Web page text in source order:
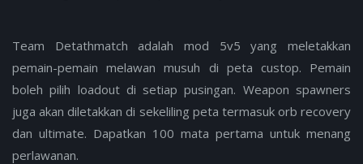
Team Detathmatch adalah mod 5v5 yang meletakkan
pemain-pemain melawan musuh di peta custop. Pemain
boleh pilih loadout di setiap pusingan. Weapon spawners
juga akan diletakkan di sekeliling peta termasuk orb recovery
dan ultimate. Dapatkan 100 mata pertama untuk menang
perlawanan.